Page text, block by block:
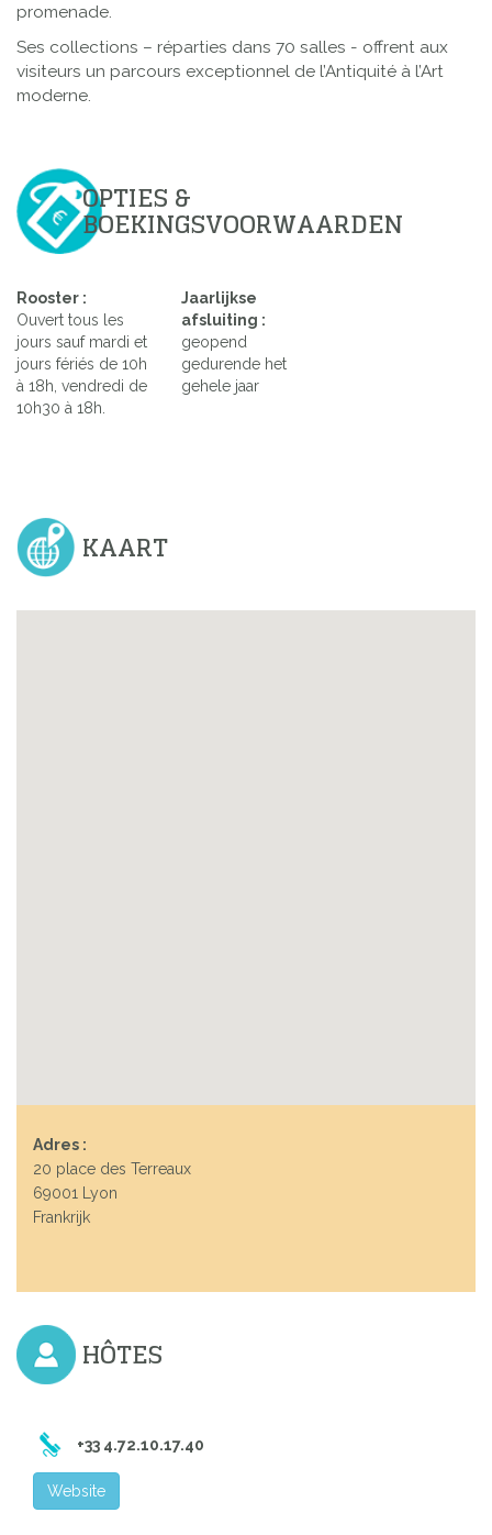
promenade.
Ses collections – réparties dans 70 salles - offrent aux
visiteurs un parcours exceptionnel de l’Antiquité à l’Art
moderne.
OPTIES &
BOEKINGSVOORWAARDEN
Rooster :
Ouvert tous les
jours sauf mardi et
jours fériés de 10h
à 18h, vendredi de
10h30 à 18h.
Jaarlijkse
afsluiting :
geopend
gedurende het
gehele jaar
KAART
Adres :
20 place des Terreaux
69001 Lyon
Frankrijk
HÔTES
+33 4.72.10.17.40
Website